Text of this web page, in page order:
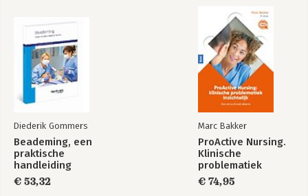
Diederik Gommers
Beademing, een
praktische
handleiding
€ 53,32
Marc Bakker
ProActive Nursing.
Klinische
problematiek
inzichtelijk
€ 74,95